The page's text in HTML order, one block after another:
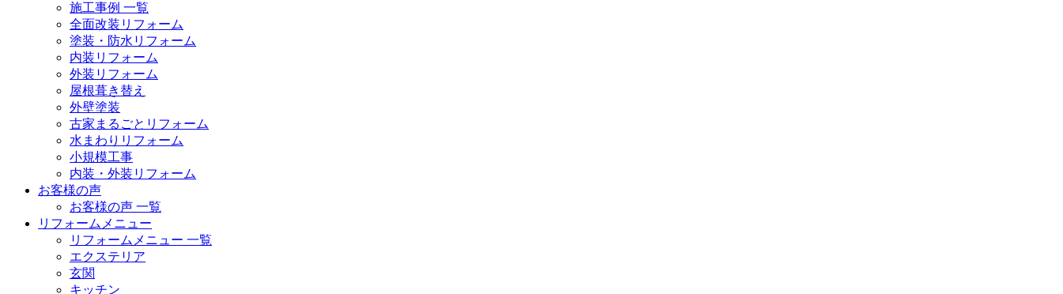
施工事例 一覧
全面改装リフォーム
塗装・防水リフォーム
内装リフォーム
外装リフォーム
屋根葺き替え
外壁塗装
古家まるごとリフォーム
水まわりリフォーム
小規模工事
内装・外装リフォーム
お客様の声
お客様の声 一覧
リフォームメニュー
リフォームメニュー 一覧
エクステリア
玄関
キッチン